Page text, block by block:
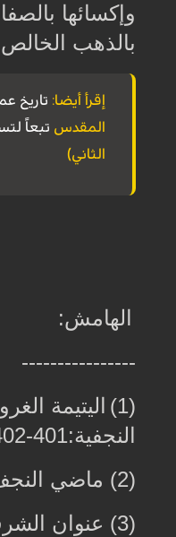
وإكسائها
بالذهب الخالص
إقرأ أيضا: تاريخ
المقدس تبعاً
الثاني)
الهامش:
----------------
(1)
اليتيمة
النجفية:401-402
(2) ماضي النجف
(3)
عنوان